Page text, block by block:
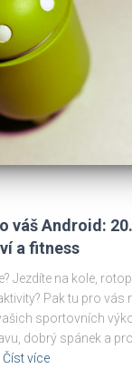
váš Android:
a fitness
Jezdíte na kole,
Pak tu pro vás
sportovních
dobrý spánek a
Číst více